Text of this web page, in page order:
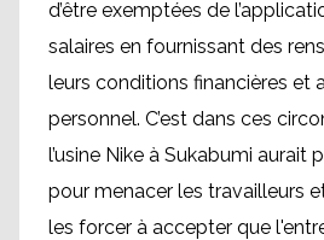
d’être exemptées de
salaires en fournissant des
leurs conditions financières et
personnel. C’est dans ces
l’usine Nike à Sukabumi aurait
pour menacer les travailleurs
les forcer à accepter que